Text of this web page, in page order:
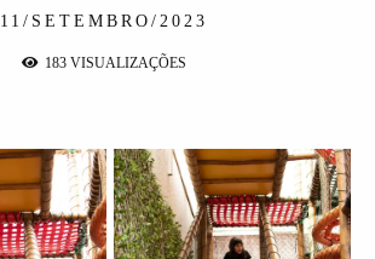
11/SETEMBRO/2023
183 VISUALIZAÇÕES